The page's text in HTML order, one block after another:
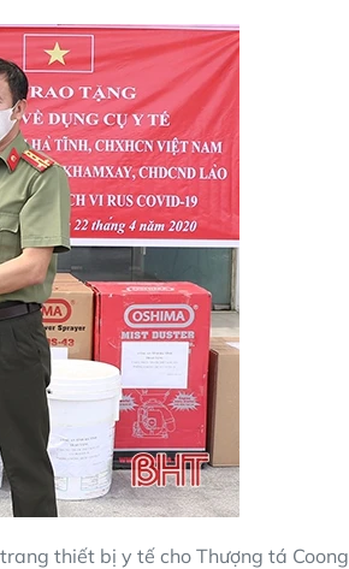
thiết bị y tế cho Thượng tá Coong